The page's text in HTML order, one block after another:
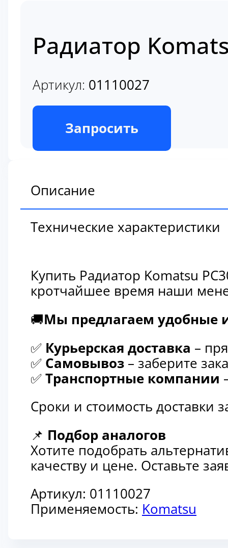
Радиатор
Артикул: 01110027
В наличии
Запросить
Описание
Технические характеристики
Купить Радиатор Komatsu
кротчайшее время наши
🚚Мы предлагаем удобные
✅ Курьерская доставка –
✅ Самовывоз – заберите
✅ Транспортные компании
Сроки и стоимость доставки
📌 Подбор аналогов
Хотите подобрать
качеству и цене. Оставьте
Артикул: 01110027
Применяемость: Komatsu